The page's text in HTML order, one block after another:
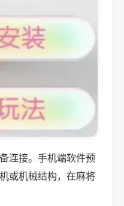
连接。手机端软件预
或机械结构，在麻将